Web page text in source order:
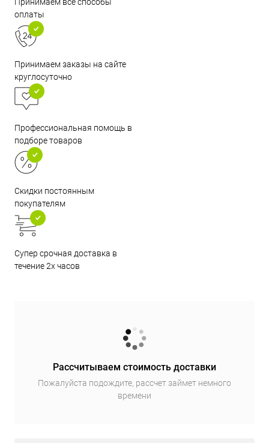
Принимаем все способы
оплаты
Принимаем заказы на сайте
круглосуточно
Профессиональная помощь в
подборе товаров
Скидки постоянным
покупателям
Супер срочная доставка в
течение 2х часов
Рассчитываем стоимость доставки
Пожалуйста подождите, рассчет займет немного
времени